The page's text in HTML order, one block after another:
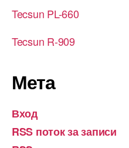
Tecsun PL-660
Tecsun R-909
Мета
Вход
RSS поток за записи